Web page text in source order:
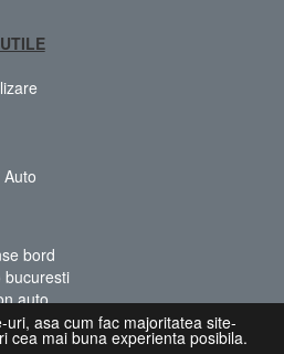
bord
bucuresti
auto
colorate
uri, asa cum fac majoritatea site-
cea mai buna experienta posibila.